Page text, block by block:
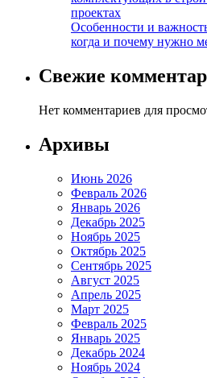
проектах
Особенности и
когда и почему нужно
Свежие
Нет комментариев для
Архивы
Июнь 2026
Февраль 2026
Январь 2026
Декабрь 2025
Ноябрь 2025
Октябрь 2025
Сентябрь 2025
Август 2025
Апрель 2025
Март 2025
Февраль 2025
Январь 2025
Декабрь 2024
Ноябрь 2024